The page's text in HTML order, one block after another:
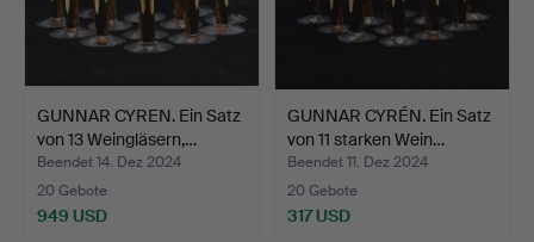
GUNNAR CYREN. Ein Satz
von 13 Weingläsern,…
Beendet 14. Dez 2024
20 Gebote
949 USD
GUNNAR CYRÉN. Ein Satz
von 11 starken Wein…
Beendet 11. Dez 2024
20 Gebote
317 USD